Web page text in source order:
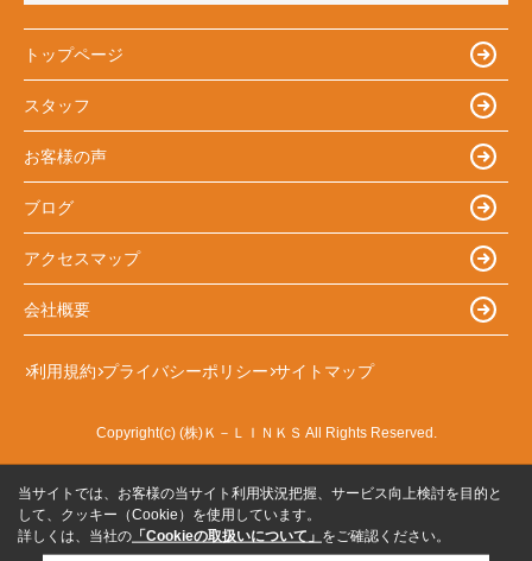
トップページ
スタッフ
お客様の声
ブログ
アクセスマップ
会社概要
利用規約 プライバシーポリシー サイトマップ
Copyright(c) (株)Ｋ－ＬＩＮＫＳ All Rights Reserved.
当サイトでは、お客様の当サイト利用状況把握、サービス向上検討を目的と
して、クッキー（Cookie）を使用しています。
詳しくは、当社の 「Cookieの取扱いについて」 をご確認ください。